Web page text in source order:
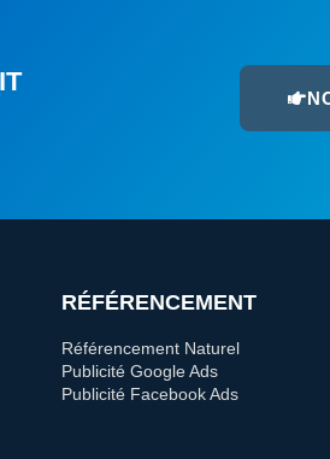
RÉFÉRENCEMENT
Référencement Naturel
Publicité Google Ads
Publicité Facebook Ads